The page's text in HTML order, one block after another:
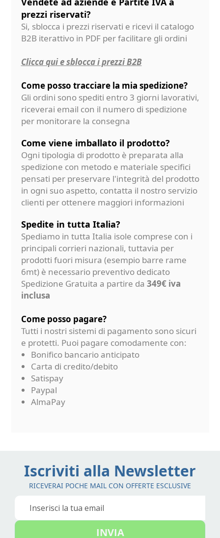
prezzi riservati?
Si, sblocca i prezzi riservati e ricevi il catalogo
B2B iterattivo in PDF per facilitare gli ordini
Clicca qui e sblocca i prezzi B2B
Come posso tracciare la mia spedizione?
Gli ordini sono spediti entro 3 giorni lavorativi,
riceverai email con il numero di spedizione
per monitorare la consegna
Come viene imballato il prodotto?
Ogni tipologia di prodotto è preparata alla
spedizione con metodo e materiale specifici
pensati per preservare l'integrità del prodotto
in ogni suo aspetto, contatta il nostro servizio
clienti per ottenere maggiori informazioni
Spedite in tutta Italia?
Spediamo in tutta Italia isole comprese con i
principali corrieri nazionali, tuttavia per
prodotti fuori misura (esempio barre rame
6mt) è necessario preventivo dedicato
Spedizione Gratuita a partire da 349€ iva
inclusa
Come posso pagare?
Tutti i nostri sistemi di pagamento sono sicuri
e protetti. Puoi pagare comodamente con:
Bonifico bancario anticipato
Carta di credito/debito
Satispay
Paypal
AlmaPay
Iscriviti alla Newsletter
RICEVERAI POCHE MAIL CON OFFERTE ESCLUSIVE
Iscriviti
nostra
INVIA